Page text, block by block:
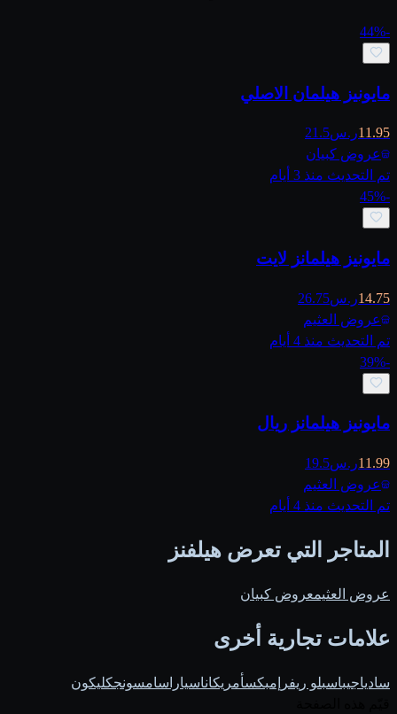
-
44%
مايونيز هيلمان الاصلي
11.95ر.س21.5
عروض كبيان
تم التحديث منذ 3 أيام
-
45%
مايونيز هيلمانز لايت
14.75ر.س26.75
عروض العثيم
تم التحديث منذ 4 أيام
-
39%
مايونيز هيلمانز ريال
11.99ر.س19.5
عروض العثيم
تم التحديث منذ 4 أيام
المتاجر التي تعرض هيلفنز
عروض العثيمعروض كبيان
علامات تجارية أخرى
سادياجيباسبلو ريفر إمبكسأمريكاناسيارا سامسونجكليكون